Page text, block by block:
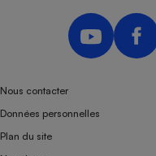
Nous contacter
Données personnelles
Plan du site